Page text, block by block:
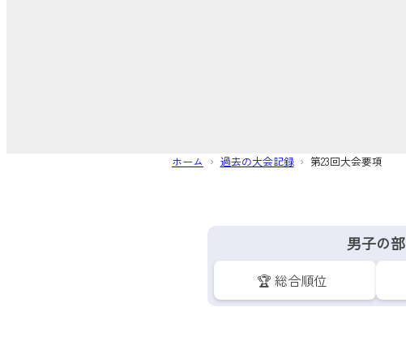
ホーム 過去の大会記録 第23回大会要項
男子の部
🏆 総合順位